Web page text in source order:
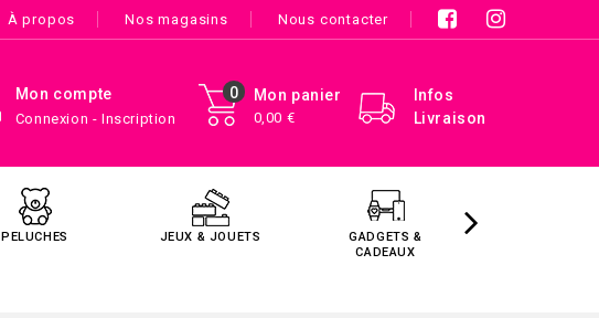
À propos Nos magasins Nous contacter
Infos
Livraison
Mon panier
0,00 €
0
Mon compte
Connexion - Inscription
PELUCHES JEUX & JOUETS
GADGETS &
CADEAUX